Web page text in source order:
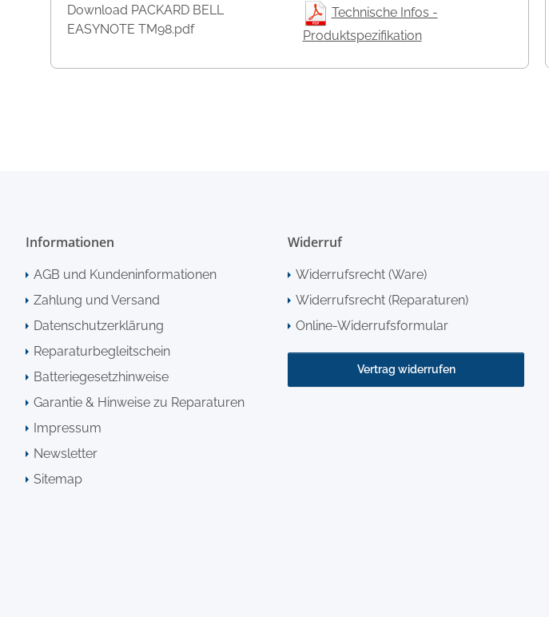
Download PACKARD BELL
EASYNOTE TM98.pdf
Technische Infos -
Produktspezifikation
Informationen
AGB und Kundeninformationen
Zahlung und Versand
Datenschutzerklärung
Reparaturbegleitschein
Batteriegesetzhinweise
Garantie & Hinweise zu Reparaturen
Impressum
Newsletter
Sitemap
Widerruf
Widerrufsrecht (Ware)
Widerrufsrecht (Reparaturen)
Online-Widerrufsformular
Vertrag widerrufen